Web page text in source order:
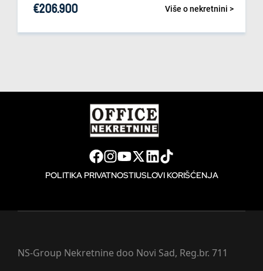
Više o nekretnini >
€206.900
POLITIKA PRIVATNOSTIUSLOVI KORIŠĆENJA
NS-Group Nekretnine doo Novi Sad, Reg.br. 711